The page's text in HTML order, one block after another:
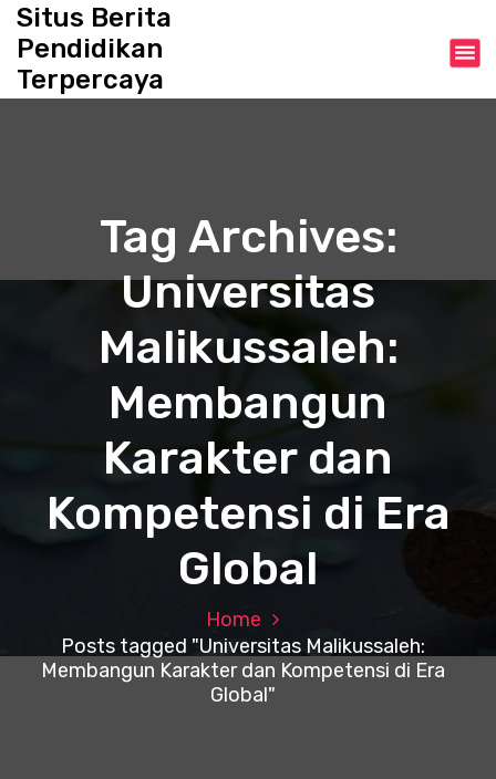
n
Situs Berita
Pendidikan
Terpercaya
Tag Archives:
Universitas
Malikussaleh:
Membangun
Karakter dan
Kompetensi di Era
Global
Home
Posts tagged "Universitas Malikussaleh:
Membangun Karakter dan Kompetensi di Era
Global"